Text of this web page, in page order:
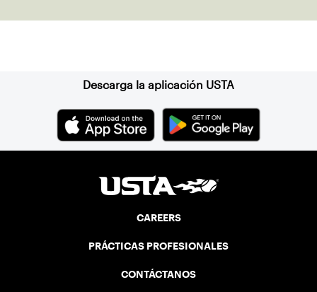
Descarga la aplicación USTA
CAREERS
PRÁCTICAS PROFESIONALES
CONTÁCTANOS